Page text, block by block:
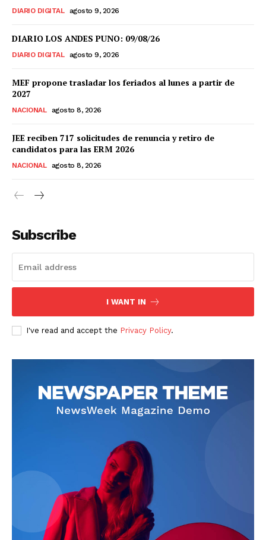
Diario los Andes
Contacto
DIARIO DIGITAL agosto 9, 2026
DIARIO LOS ANDES PUNO: 09/08/26
DIARIO DIGITAL agosto 9, 2026
MEF propone trasladar los feriados al lunes a partir de
2027
NACIONAL agosto 8, 2026
JEE reciben 717 solicitudes de renuncia y retiro de
candidatos para las ERM 2026
NACIONAL agosto 8, 2026
Subscribe
I WANT IN
I've read and accept the Privacy Policy.